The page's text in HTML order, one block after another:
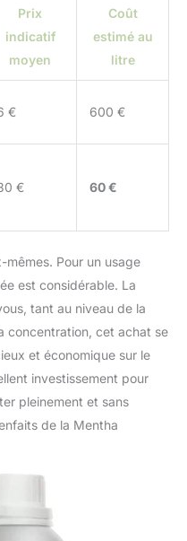
Prix
indicatif
moyen
Coût
estimé au
litre
€ 600 €
€ 60 €
mêmes. Pour un usage
est considérable. La
tant au niveau de la
concentration, cet achat se
et économique sur le
investissement pour
pleinement et sans
de la Mentha